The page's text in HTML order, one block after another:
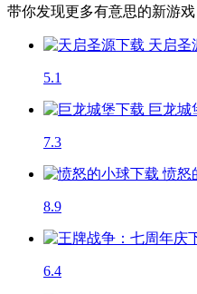
带你发现更多有意思的新游戏
天启圣
5.1
巨龙城
7.3
愤怒
8.9
6.4